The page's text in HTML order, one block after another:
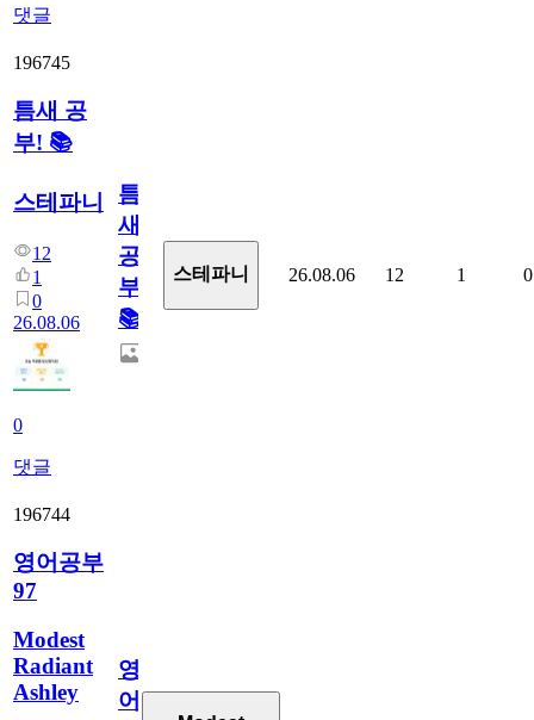
댓글
196745
틈새 공
부! 📚
스테파니
12
1
0
26.08.06
0
댓글
틈
새
공
부!
📚
스테파니 26.08.06 12 1 0
196744
영어공부
97
Modest
Radiant
Ashley
영
어